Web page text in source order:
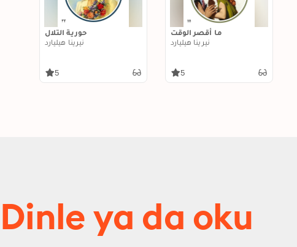
حورية التلال
نيرينا هيليارد
5
ما أقصر الوقت
نيرينا هيليارد
5
Dinle ya da oku